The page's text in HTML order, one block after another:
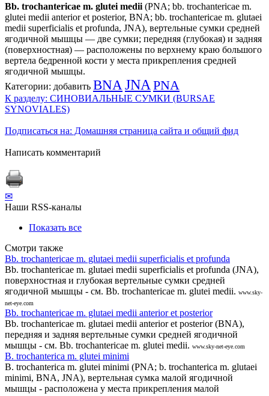
Bb. trochantericae m. glutei medii (PNA; bb. trochantericae m.
glutei medii anterior et posterior, BNA; bb. trochantericae m. glutaei
medii superficialis et profunda, JNA), вертельные сумки средней
ягодичной мышцы — две сумки; передняя (глубокая) и задняя
(поверхностная) — расположены по верхнему краю большого
вертела бедренной кости у места прикрепления средней
ягодичной мышцы.
Категории: добавить BNA JNA PNA
К разделу: СИНОВИАЛЬНЫЕ СУМКИ (BURSAE
SYNOVIALES)
Подписаться на: Домашняя страница сайта и общий фид
Написать комментарий
✉
Наши RSS-каналы
Показать все
Смотри также
Bb. trochantericae m. glutaei medii superficialis et profunda
Bb. trochantericae m. glutaei medii superficialis et profunda (JNA),
поверхностная и глубокая вертельные сумки средней
ягодичной мышцы - см. Bb. trochantericae m. glutei medii. www.sky-
net-eye.com
Bb. trochantericae m. glutaei medii anterior et posterior
Bb. trochantericae m. glutaei medii anterior et posterior (BNA),
передняя и задняя вертельные сумки средней ягодичной
мышцы - см. Bb. trochantericae m. glutei medii. www.sky-net-eye.com
B. trochanterica m. glutei minimi
B. trochanterica m. glutei minimi (PNA; b. trochanterica m. glutaei
minimi, BNA, JNA), вертельная сумка малой ягодичной
мышцы - расположена у места прикрепления малой